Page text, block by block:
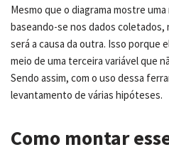
Mesmo que o diagrama mostre
baseando-se nos dados coletados,
será a causa da outra. Isso porque
meio de uma terceira variável que
Sendo assim, com o uso dessa
levantamento de várias hipóteses.
Como montar